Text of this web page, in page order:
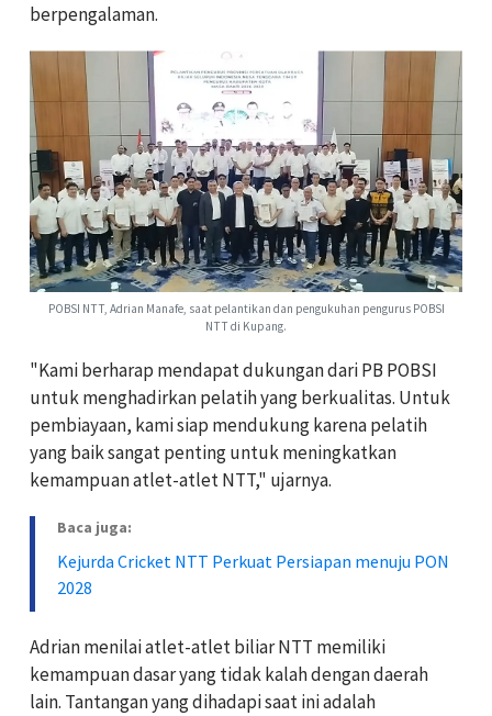
berpengalaman.
POBSI NTT, Adrian Manafe, saat pelantikan dan pengukuhan pengurus POBSI
NTT di Kupang.
"Kami berharap mendapat dukungan dari PB POBSI
untuk menghadirkan pelatih yang berkualitas. Untuk
pembiayaan, kami siap mendukung karena pelatih
yang baik sangat penting untuk meningkatkan
kemampuan atlet-atlet NTT," ujarnya.
Baca juga:
Kejurda Cricket NTT Perkuat Persiapan menuju PON
2028
Adrian menilai atlet-atlet biliar NTT memiliki
kemampuan dasar yang tidak kalah dengan daerah
lain. Tantangan yang dihadapi saat ini adalah